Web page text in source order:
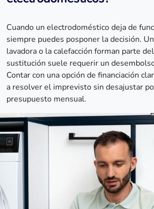
Cuando un electrodoméstico deja de
siempre puedes posponer la decisión.
lavadora o la calefacción forman parte
sustitución suele requerir un
Contar con una opción de financiación
a resolver el imprevisto sin desajustar
presupuesto mensual.